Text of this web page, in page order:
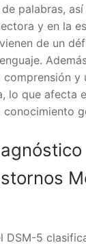
palabras,
y en la
de un
comprensión y
lo que afecta
DSM-5